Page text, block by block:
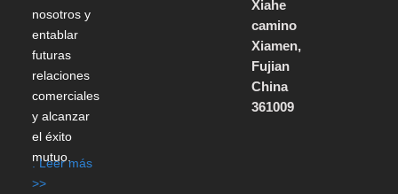
nosotros y
entablar
futuras
relaciones
comerciales
y alcanzar
el éxito
mutuo.
. Leer más
>>
Xiahe
camino
Xiamen,
Fujian
China
361009